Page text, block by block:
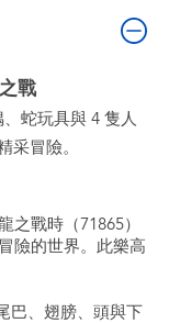
戰
蛇玩具與 4 隻人
采冒險。
之戰時（71865）
險的世界。此樂高
巴、翅膀、頭與下